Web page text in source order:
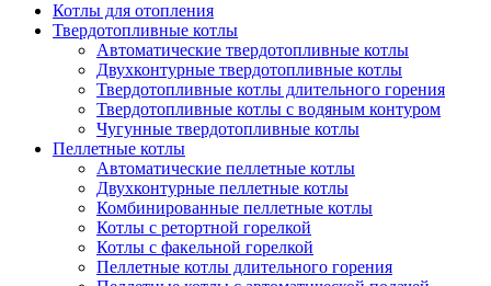
Котлы для отопления
Твердотопливные котлы
Автоматические твердотопливные котлы
Двухконтурные твердотопливные котлы
Твердотопливные котлы длительного горения
Твердотопливные котлы с водяным контуром
Чугунные твердотопливные котлы
Пеллетные котлы
Автоматические пеллетные котлы
Двухконтурные пеллетные котлы
Комбинированные пеллетные котлы
Котлы с ретортной горелкой
Котлы с факельной горелкой
Пеллетные котлы длительного горения